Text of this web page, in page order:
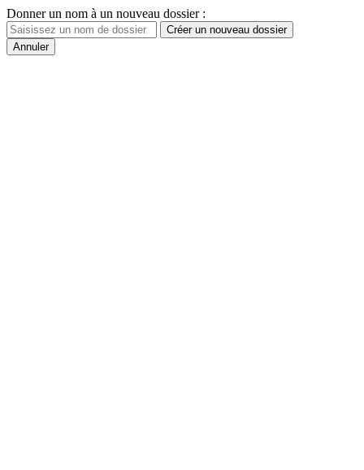
Donner un nom à un nouveau dossier :
Créer un nouveau dossier
Annuler